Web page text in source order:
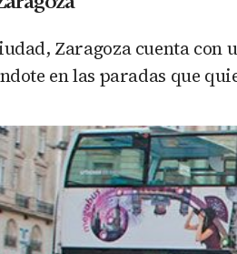
Zaragoza cuenta
en las paradas que